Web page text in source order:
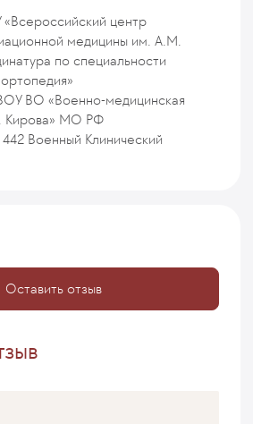
«Всероссийский центр
медицины им. А.М.
по специальности
ВО «Военно-медицинская
Кирова» МО РФ
Военный Клинический
Оставить отзыв